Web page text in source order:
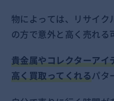
物によっては、リサイク
の方で意外と高く売れる
貴金属やコレクターア
高く買取ってくれるパタ